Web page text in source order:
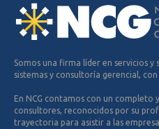
Somos una firma líder en servicios y
sistemas y consultoría gerencial,
En NCG contamos con un completo
consultores, reconocidos por su
trayectoria para asistir a las